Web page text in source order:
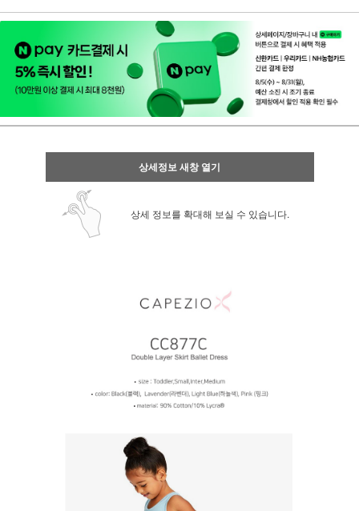
상세정보 새창 열기
상세 정보를 확대해 보실 수 있습니다.